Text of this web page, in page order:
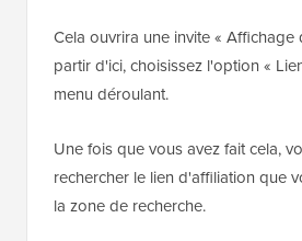
Cela ouvrira une invite «
partir d'ici, choisissez l'option «
menu déroulant.
Une fois que vous avez fait cela,
rechercher le lien d'affiliation que
la zone de recherche.